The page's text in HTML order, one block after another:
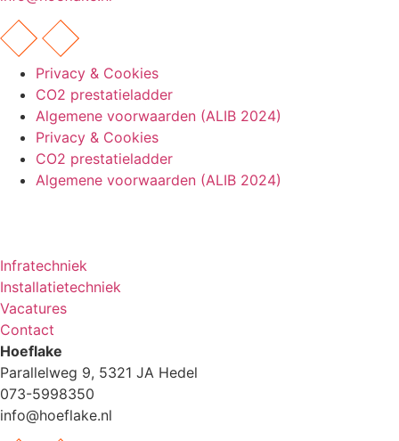
Privacy & Cookies
CO2 prestatieladder
Algemene voorwaarden (ALIB 2024)
Privacy & Cookies
CO2 prestatieladder
Algemene voorwaarden (ALIB 2024)
Infratechniek
Installatietechniek
Vacatures
Contact
Hoeflake
Parallelweg 9, 5321 JA Hedel
073-5998350
info@hoeflake.nl